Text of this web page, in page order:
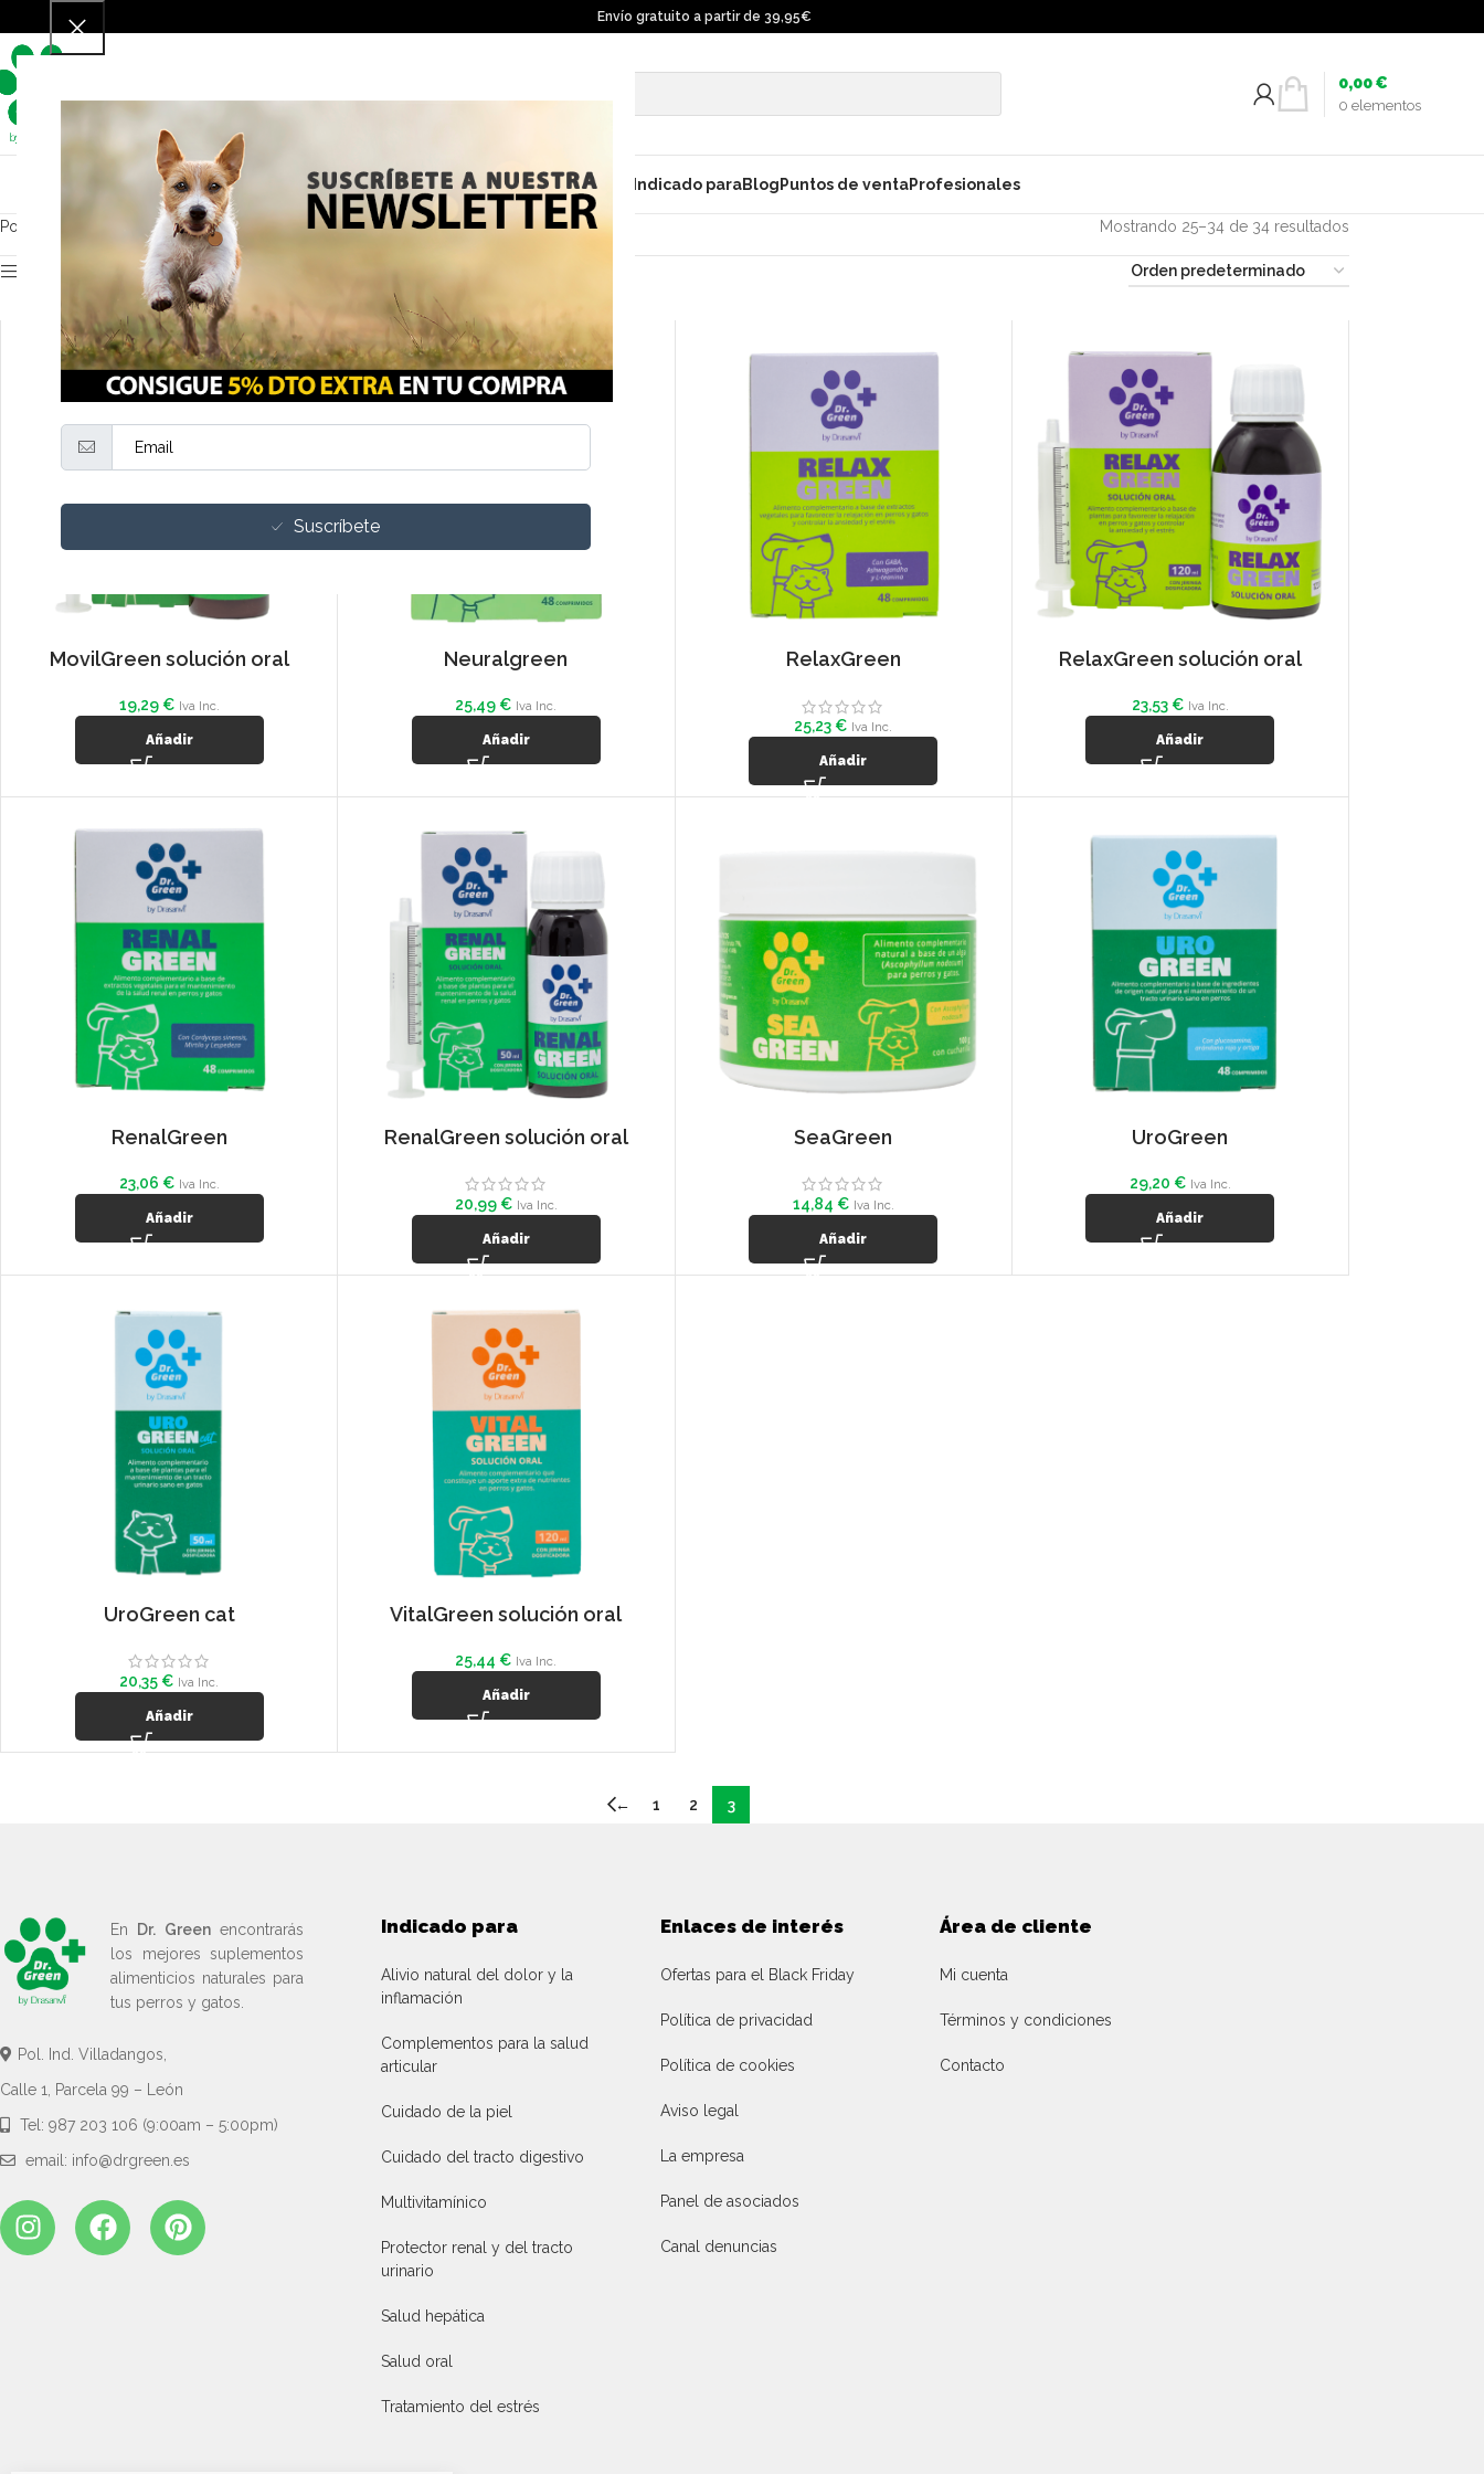
Suscríbete
Envío gratuito a partir de 39,95€
0 elementos
0,00€
Para perros Para gatos Champú Indicado paraBlog Puntos de ventaProfesionales
Portada Mostrando 25–34 de 34 resultados
Productos Destacados
MovilGreen solución oral
19,29 € Iva Inc.
Añadir
Neuralgreen
25,49 € Iva Inc.
Añadir
RelaxGreen
25,23 € Iva Inc.
Añadir
RelaxGreen solución oral
23,53 € Iva Inc.
Añadir
RenalGreen
23,06 € Iva Inc.
Añadir
RenalGreen solución oral
20,99 € Iva Inc.
Añadir
SeaGreen
14,84 € Iva Inc.
Añadir
UroGreen
29,20 € Iva Inc.
Añadir
UroGreen cat
20,35 € Iva Inc.
Añadir
VitalGreen solución oral
25,44 € Iva Inc.
Añadir
← 1 2 3
En Dr. Greenencontrarás
los mejores suplementos
alimenticios naturales para
tus perros y gatos.
Pol. Ind. Villadangos,
Calle 1, Parcela 99 – León
Tel: 987 203 106 (9:00am – 5:00pm)
email: info@drgreen.es
Indicado para
Alivio natural del dolor y la
inflamación
Complementos para la salud
articular
Cuidado de la piel
Cuidado del tracto digestivo
Multivitamínico
Protector renal y del tracto
urinario
Salud hepática
Salud oral
Tratamiento del estrés
Enlaces de interés
Ofertas para el Black Friday
Política de privacidad
Política de cookies
Aviso legal
La empresa
Panel de asociados
Canal denuncias
Área de cliente
Mi cuenta
Términos y condiciones
Contacto